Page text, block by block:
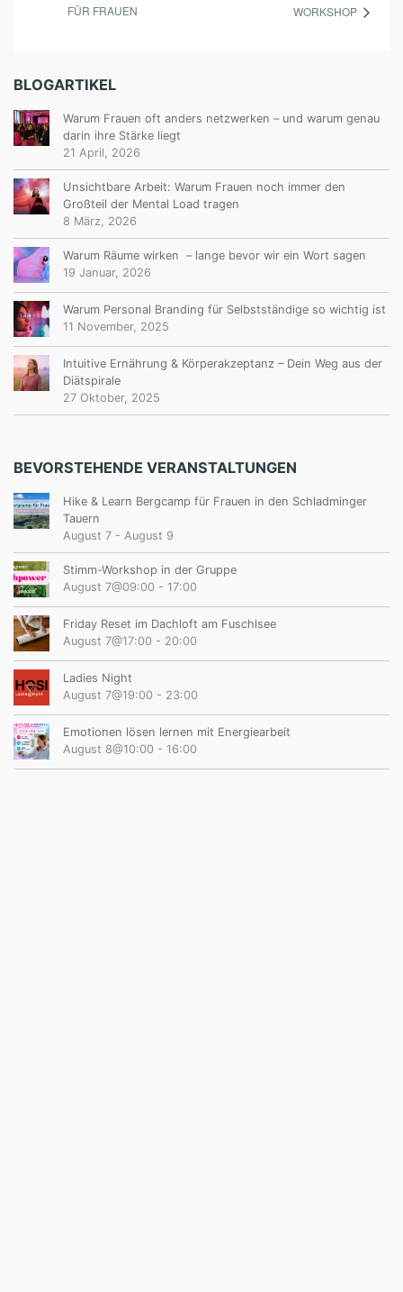
FÜR FRAUEN
WORKSHOP
BLOGARTIKEL
Warum Frauen oft anders netzwerken – und warum genau
darin ihre Stärke liegt
21 April, 2026
Unsichtbare Arbeit: Warum Frauen noch immer den
Großteil der Mental Load tragen
8 März, 2026
Warum Räume wirken – lange bevor wir ein Wort sagen
19 Januar, 2026
Warum Personal Branding für Selbstständige so wichtig ist
11 November, 2025
Intuitive Ernährung & Körperakzeptanz – Dein Weg aus der
Diätspirale
27 Oktober, 2025
BEVORSTEHENDE VERANSTALTUNGEN
Hike & Learn Bergcamp für Frauen in den Schladminger
Tauern
August 7 - August 9
Stimm-Workshop in der Gruppe
August 7@09:00 - 17:00
Friday Reset im Dachloft am Fuschlsee
August 7@17:00 - 20:00
Ladies Night
August 7@19:00 - 23:00
Emotionen lösen lernen mit Energiearbeit
August 8@10:00 - 16:00